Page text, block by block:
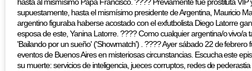
supuestamente, hasta el mismísimo presidente de Argentina, Mauricio
argentino figuraba haberse acostado con el exfutbolista Diego Latorre
esposa de este, Yanina Latorre. ???? Como cualquier argentina/o vivo/a
'Bailando por un sueño' ('Showmatch') . ???? Ayer sábado 22 de febrero
eventos de Buenos Aires en misteriosas circunstancias. Escucha este
su muerte: servicios de inteligencia, jueces corruptos, redes de